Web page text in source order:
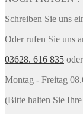
Schreiben Sie uns
Oder rufen Sie uns
03628. 616 835 oder
Montag - Freitag
(Bitte halten Sie